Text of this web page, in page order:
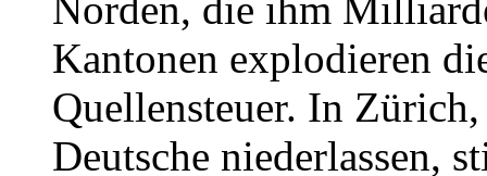
Kantonen explodieren
Quellensteuer. In
Deutsche niederlassen,